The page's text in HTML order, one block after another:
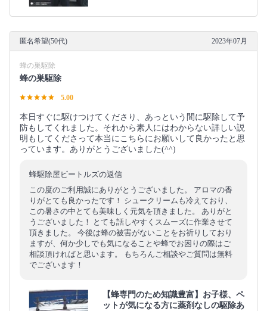
匿名希望(50代) 2023年07月
蜂の巣駆除
蜂の巣駆除
5.00
本日すぐに駆けつけてくださり、あっという間に駆除して予
防もしてくれました。それから素人にはわからない詳しい説
明もしてくださって本当にこちらにお願いして良かったと思
っています。ありがとうございました(^^)
蜂駆除屋ビートルズの返信
この度のご利用誠にありがとうございました。 アロマの香
りがとても良かったです！ シュークリームも冷えており、
この暑さの中とても美味しく元気を頂きました。 ありがと
うございました！ とても話しやすくスムーズに作業させて
頂きました。 今後は蜂の被害がないことをお祈りしており
ますが、何か少しでも気になることや蜂でお困りの際はご
相談頂ければと思います。 もちろんご相談やご質問は無料
でございます！
【蜂専門のため知識豊富】お子様、ペ
ットが気になる方に薬剤なしの駆除あ